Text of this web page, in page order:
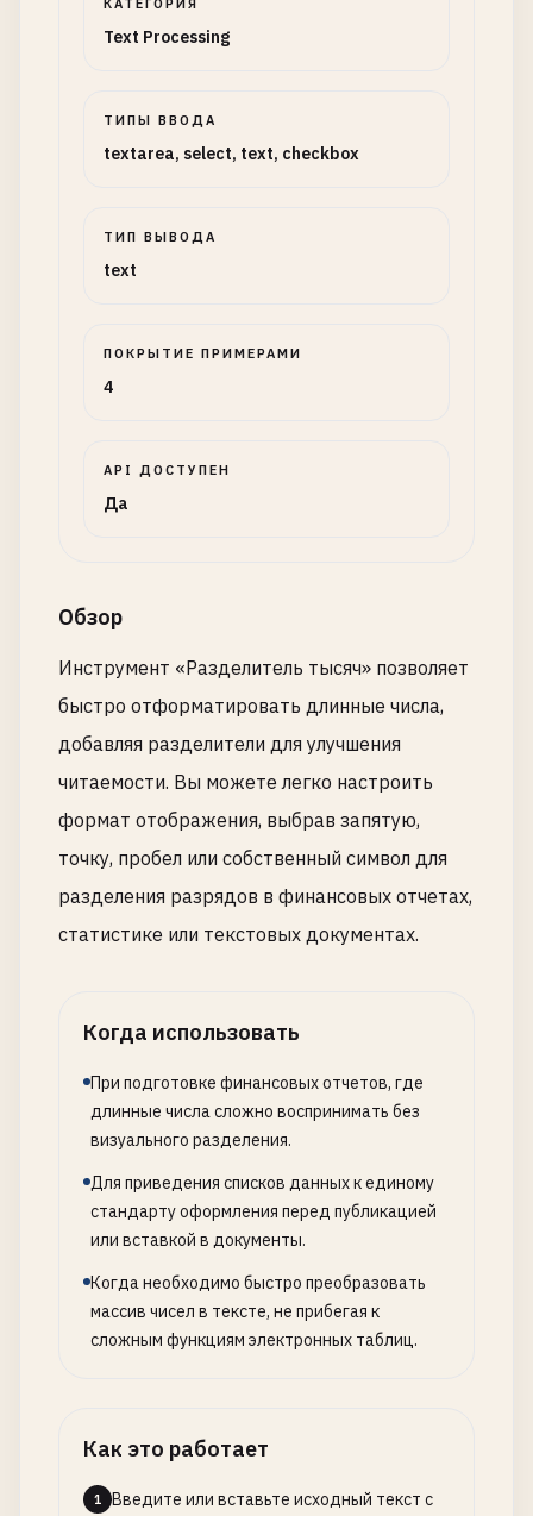
КАТЕГОРИЯ
Text Processing
ТИПЫ ВВОДА
textarea, select, text, checkbox
ТИП ВЫВОДА
text
ПОКРЫТИЕ ПРИМЕРАМИ
4
API ДОСТУПЕН
Да
Обзор
Инструмент «Разделитель тысяч» позволяет
быстро отформатировать длинные числа,
добавляя разделители для улучшения
читаемости. Вы можете легко настроить
формат отображения, выбрав запятую,
точку, пробел или собственный символ для
разделения разрядов в финансовых отчетах,
статистике или текстовых документах.
Когда использовать
При подготовке финансовых отчетов, где
длинные числа сложно воспринимать без
визуального разделения.
Для приведения списков данных к единому
стандарту оформления перед публикацией
или вставкой в документы.
Когда необходимо быстро преобразовать
массив чисел в тексте, не прибегая к
сложным функциям электронных таблиц.
Как это работает
1
Введите или вставьте исходный текст с